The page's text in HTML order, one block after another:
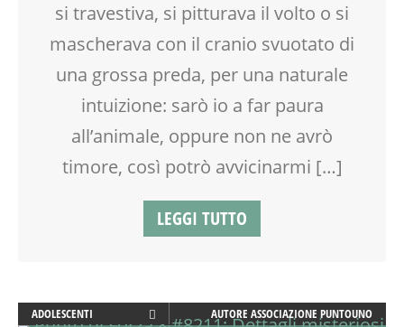
VIA MARTINETTI
si travestiva, si pitturava il volto o si
mascherava con il cranio svuotato di
una grossa preda, per una naturale
intuizione: sarò io a far paura
all’animale, oppure non ne avrò
timore, così potrò avvicinarmi […]
LEGGI TUTTO
ADOLESCENTI
AUTORE ASSOCIAZIONE PUNTOUNO